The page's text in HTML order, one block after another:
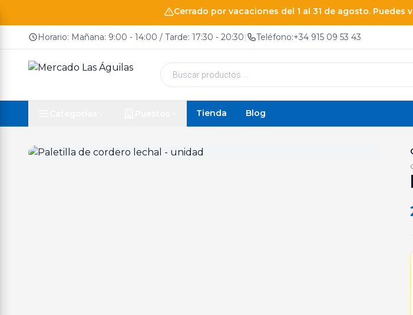
Cerrado por vacaciones del 1 al 31 de agosto.
Horario: Mañana: 9:00 - 14:00 / Tarde: 17:30 - 20:30| Teléfono:+34 915 09 53 43
Búsqueda
productos
Tienda Blog